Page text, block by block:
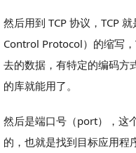
然后用到 TCP 协议，TCP
Control Protocol）的缩写
去的数据，有特定的编码方
的库就能用了。
然后是端口号（port），这
的，也就是找到目标应用程